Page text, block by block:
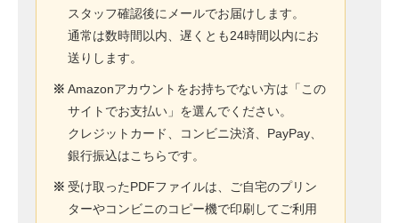
スタッフ確認後にメールでお届けします。
通常は数時間以内、遅くとも24時間以内にお
送りします。
※ Amazonアカウントをお持ちでない方は「この
サイトでお支払い」を選んでください。
クレジットカード、コンビニ決済、PayPay、
銀行振込はこちらです。
※ 受け取ったPDFファイルは、ご自宅のプリン
ターやコンビニのコピー機で印刷してご利用